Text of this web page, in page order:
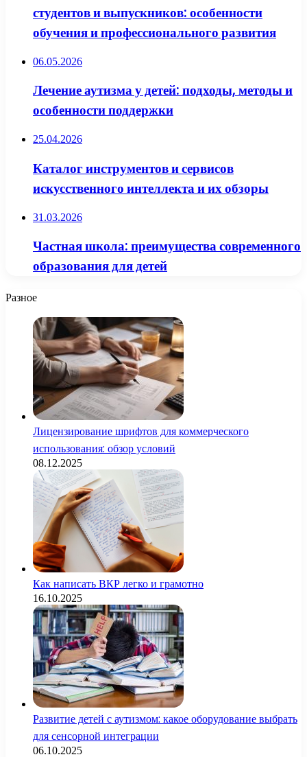
студентов и выпускников: особенности
обучения и профессионального развития
06.05.2026
Лечение аутизма у детей: подходы, методы и
особенности поддержки
25.04.2026
Каталог инструментов и сервисов
искусственного интеллекта и их обзоры
31.03.2026
Частная школа: преимущества современного
образования для детей
Разное
Лицензирование шрифтов для коммерческого
использования: обзор условий
08.12.2025
Как написать ВКР легко и грамотно
16.10.2025
Развитие детей с аутизмом: какое оборудование выбрать
для сенсорной интеграции
06.10.2025